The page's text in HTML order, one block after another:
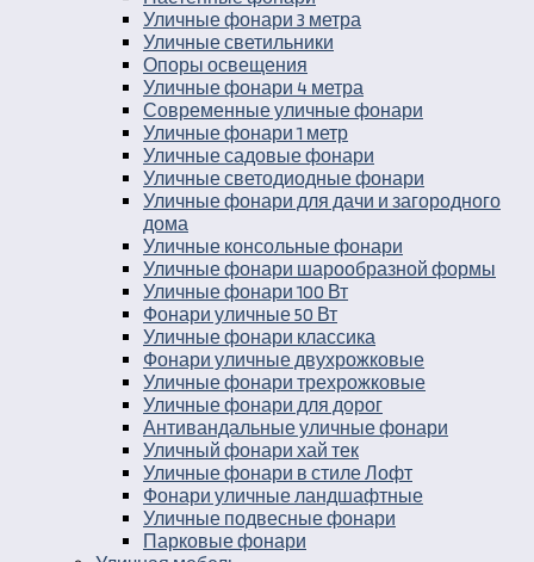
Уличные фонари 3 метра
Уличные светильники
Опоры освещения
Уличные фонари 4 метра
Современные уличные фонари
Уличные фонари 1 метр
Уличные садовые фонари
Уличные светодиодные фонари
Уличные фонари для дачи и загородного
дома
Уличные консольные фонари
Уличные фонари шарообразной формы
Уличные фонари 100 Вт
Фонари уличные 50 Вт
Уличные фонари классика
Фонари уличные двухрожковые
Уличные фонари трехрожковые
Уличные фонари для дорог
Антивандальные уличные фонари
Уличный фонари хай тек
Уличные фонари в стиле Лофт
Фонари уличные ландшафтные
Уличные подвесные фонари
Парковые фонари